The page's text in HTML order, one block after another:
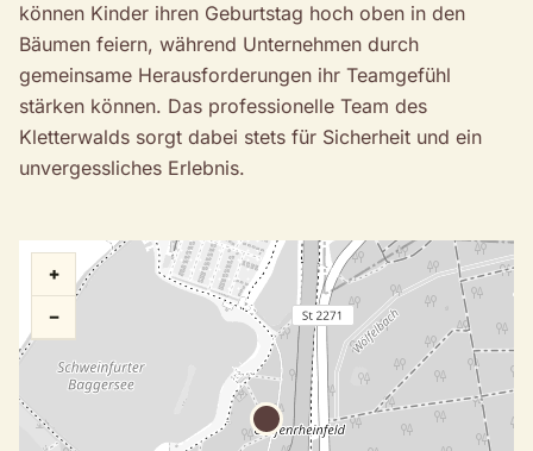
können Kinder ihren Geburtstag hoch oben in den
Bäumen feiern, während Unternehmen durch
gemeinsame Herausforderungen ihr Teamgefühl
stärken können. Das professionelle Team des
Kletterwalds sorgt dabei stets für Sicherheit und ein
unvergessliches Erlebnis.
+
−